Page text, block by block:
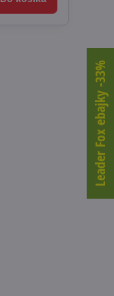
Leader Fox ebajky -33%